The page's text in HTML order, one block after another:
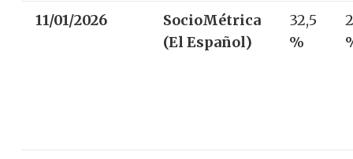
11/01/2026
SocioMétrica
(El Español)
32,5
%